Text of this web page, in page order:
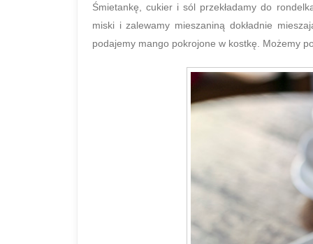
Śmietankę, cukier i sól przekładamy do
miski i zalewamy mieszaniną dokładnie
podajemy mango pokrojone w kostkę. Możemy